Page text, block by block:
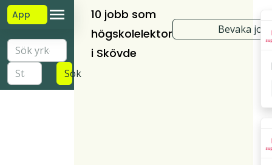
App
Sök
10 jobb som
högskolelektor
i Skövde
Bevaka